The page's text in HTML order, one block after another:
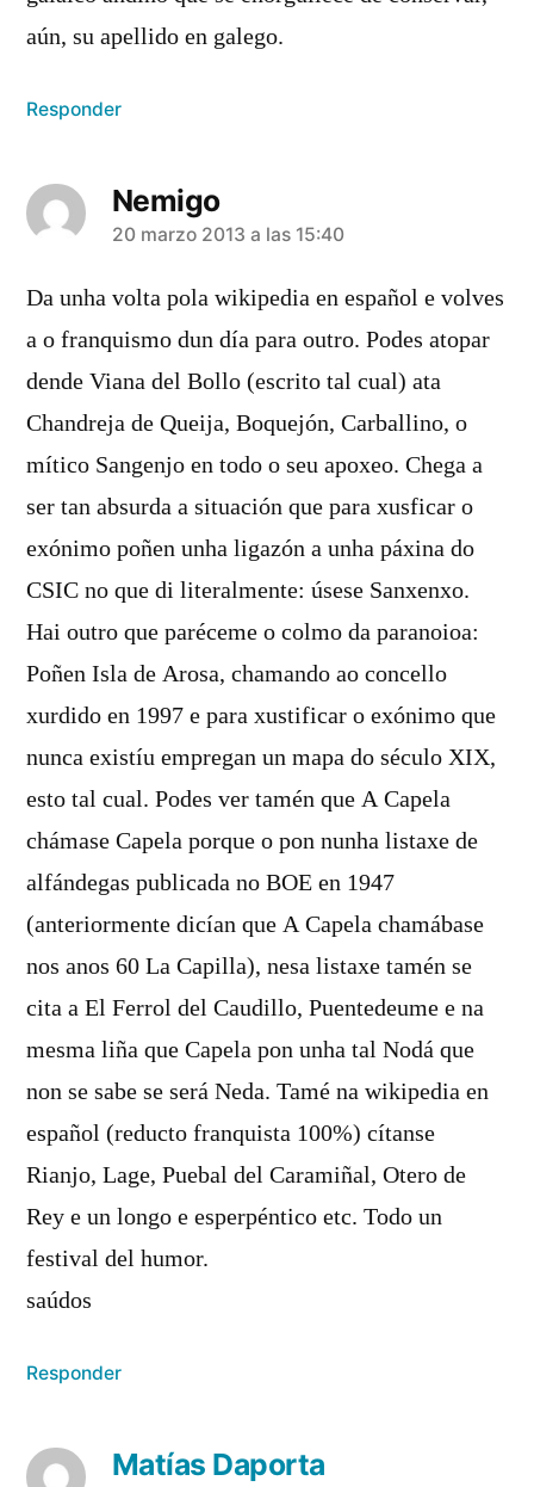
aún, su apellido en galego.
Responder
Nemigo
dice:
20 marzo 2013 a las 15:40
Da unha volta pola wikipedia en español e volves
a o franquismo dun día para outro. Podes atopar
dende Viana del Bollo (escrito tal cual) ata
Chandreja de Queija, Boquejón, Carballino, o
mítico Sangenjo en todo o seu apoxeo. Chega a
ser tan absurda a situación que para xusficar o
exónimo poñen unha ligazón a unha páxina do
CSIC no que di literalmente: úsese Sanxenxo.
Hai outro que paréceme o colmo da paranoioa:
Poñen Isla de Arosa, chamando ao concello
xurdido en 1997 e para xustificar o exónimo que
nunca existíu empregan un mapa do século XIX,
esto tal cual. Podes ver tamén que A Capela
chámase Capela porque o pon nunha listaxe de
alfándegas publicada no BOE en 1947
(anteriormente dicían que A Capela chamábase
nos anos 60 La Capilla), nesa listaxe tamén se
cita a El Ferrol del Caudillo, Puentedeume e na
mesma liña que Capela pon unha tal Nodá que
non se sabe se será Neda. Tamé na wikipedia en
español (reducto franquista 100%) cítanse
Rianjo, Lage, Puebal del Caramiñal, Otero de
Rey e un longo e esperpéntico etc. Todo un
festival del humor.
saúdos
Responder
Matías Daporta